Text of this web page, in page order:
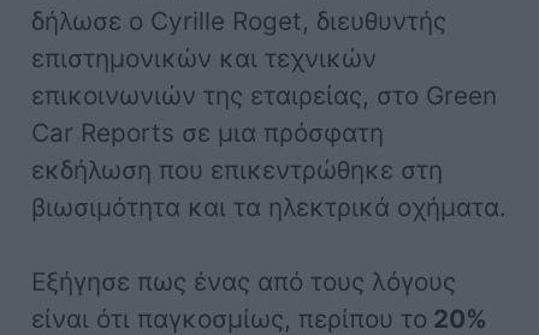
δήλωσε ο Cyrille Roget, διευθυντής
επιστημονικών και τεχνικών
επικοινωνιών της εταιρείας, στο Green
Car Reports σε μια πρόσφατη
εκδήλωση που επικεντρώθηκε στη
βιωσιμότητα και τα ηλεκτρικά οχήματα.
Εξήγησε πως ένας από τους λόγους
είναι ότι παγκοσμίως, περίπου το 20%